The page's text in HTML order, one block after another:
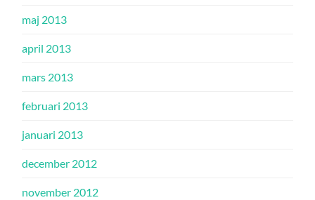
maj 2013
april 2013
mars 2013
februari 2013
januari 2013
december 2012
november 2012